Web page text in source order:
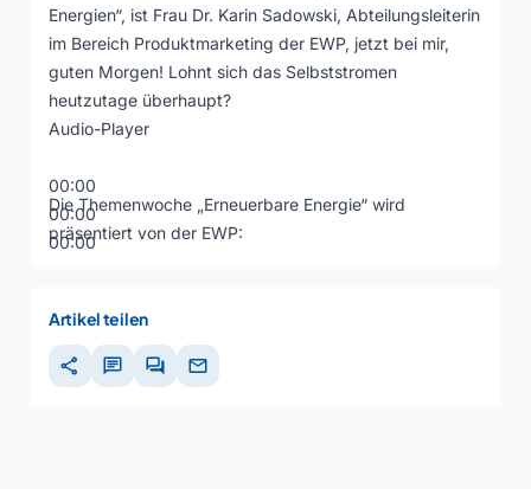
Energien“, ist Frau Dr. Karin Sadowski, Abteilungsleiterin
im Bereich Produktmarketing der EWP, jetzt bei mir,
guten Morgen! Lohnt sich das Selbststromen
heutzutage überhaupt?
Audio-Player
00:00
00:00
00:00
Die Themenwoche „Erneuerbare Energie“ wird
präsentiert von der EWP:
Artikel teilen
share chat forum mail